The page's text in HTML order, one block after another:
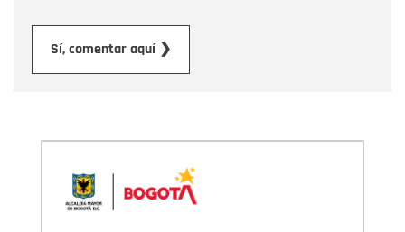
Sí, comentar aquí ❯